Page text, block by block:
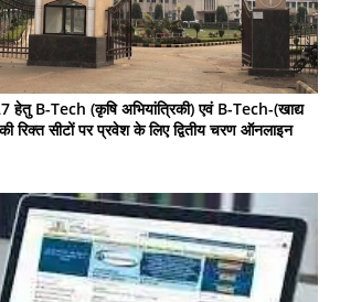
हेतु B-Tech (कृषि अभियांत्रिकी) एवं B-Tech-(खाद्य
की रिक्त सीटों पर प्रवेश के लिए द्वितीय चरण ऑनलाइन